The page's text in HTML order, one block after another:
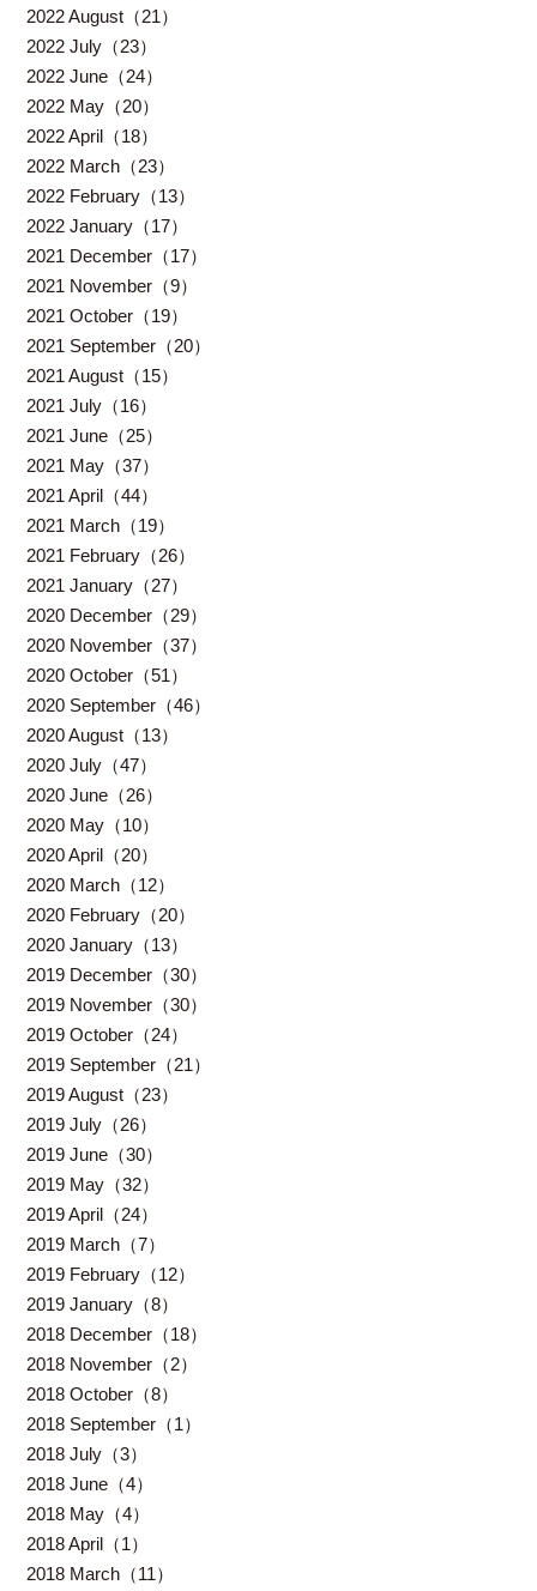
2022 August（21）
2022 July（23）
2022 June（24）
2022 May（20）
2022 April（18）
2022 March（23）
2022 February（13）
2022 January（17）
2021 December（17）
2021 November（9）
2021 October（19）
2021 September（20）
2021 August（15）
2021 July（16）
2021 June（25）
2021 May（37）
2021 April（44）
2021 March（19）
2021 February（26）
2021 January（27）
2020 December（29）
2020 November（37）
2020 October（51）
2020 September（46）
2020 August（13）
2020 July（47）
2020 June（26）
2020 May（10）
2020 April（20）
2020 March（12）
2020 February（20）
2020 January（13）
2019 December（30）
2019 November（30）
2019 October（24）
2019 September（21）
2019 August（23）
2019 July（26）
2019 June（30）
2019 May（32）
2019 April（24）
2019 March（7）
2019 February（12）
2019 January（8）
2018 December（18）
2018 November（2）
2018 October（8）
2018 September（1）
2018 July（3）
2018 June（4）
2018 May（4）
2018 April（1）
2018 March（11）